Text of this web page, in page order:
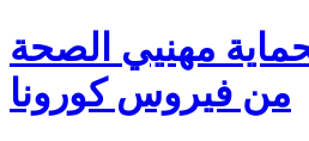
مهنيي الصحة
من فيروس كورونا